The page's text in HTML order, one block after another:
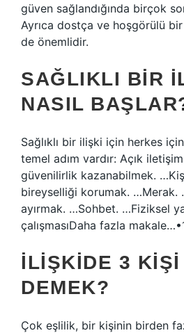
güven sağlandığında birçok
Ayrıca dostça ve hoşgörülü
de önemlidir.
SAĞLIKLI BIR
NASIL
Sağlıklı bir ilişki için herkes
temel adım vardır: Açık
güvenilirlik kazanabilmek.
bireyselliği korumak. …Merak.
ayırmak. …Sohbet. …Fiziksel
çalışmasıDaha fazla
İLIŞKIDE 3 KIŞI
DEMEK?
Çok eşlilik, bir kişinin birden